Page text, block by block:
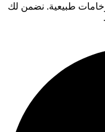
طبيعية. نضمن لك